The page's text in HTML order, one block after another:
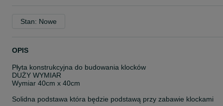
Stan: Nowe
OPIS
Płyta konstrukcyjna do budowania klocków
DUŻY WYMIAR
Wymiar 40cm x 40cm
Solidna podstawa która będzie podstawą przy zabawie klockami